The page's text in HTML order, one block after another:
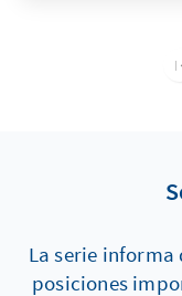
der
La serie
posiciones